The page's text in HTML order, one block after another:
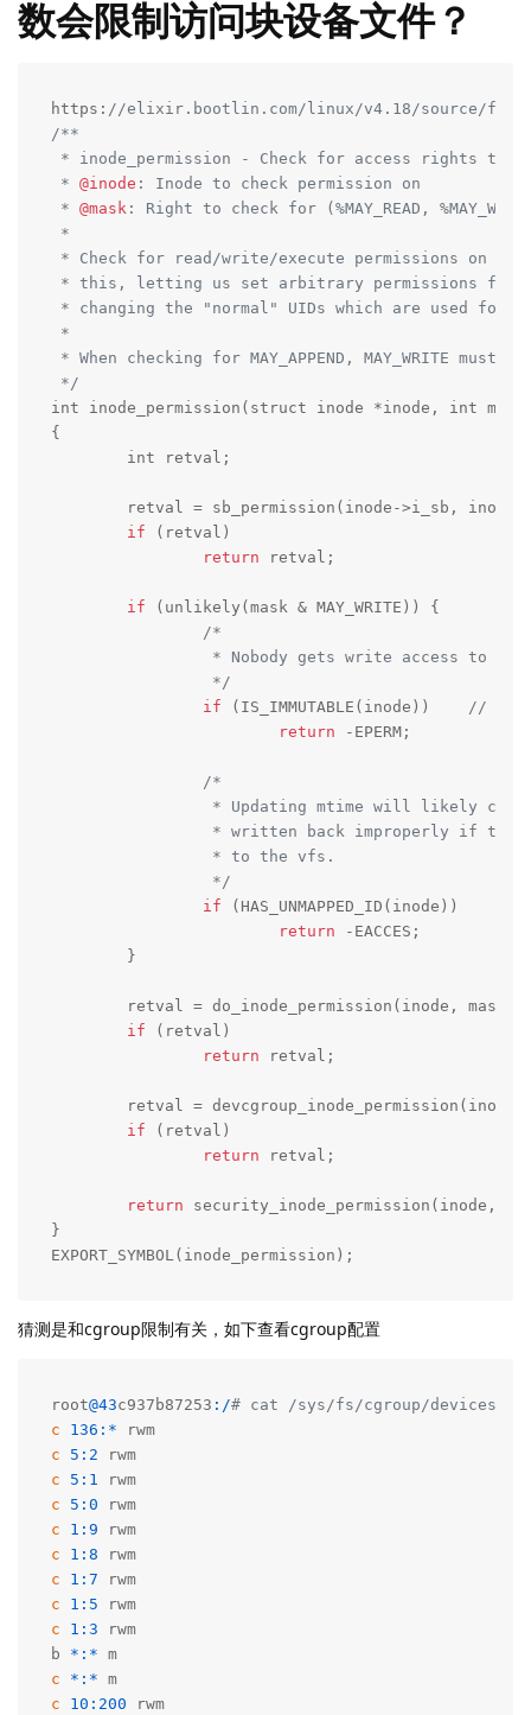
数会限制访问块设备文件？
https: //elixir.bootlin.com/linux/v4.18/source/fs/
/**
* inode_permission - Check for access rights to a
* @inode : Inode to check permission on
* @mask : Right to check for (%MAY_READ,
*
* Check for read/write/execute permissions on
* this, letting us set arbitrary permissions for
* changing the "normal" UIDs which are used for
*
* When checking for MAY_APPEND, MAY_WRITE
*/
int inode_permission(struct inode *inode, int
{
if (retval)
return retval;
if (unlikely(mask & MAY_WRITE)) {
/*
		 */
if (IS_IMMUTABLE(inode))
//
return -EPERM;
/*
		 */
if (HAS_UNMAPPED_ID(inode))
return -EACCES;
if (retval)
return retval;
retval =
if (retval)
return retval;
return security_inode_permission(inode,
}
EXPORT_SYMBOL(inode_permission);
猜测是和cgroup限制有关，如下查看cgroup配置
root@43c937b87253 : /# cat /sys/fs/cgroup/devices/
c
136 : *
rwm
c
5 : 2
rwm
c
5 : 1
rwm
c
5 : 0
rwm
c
1 : 9
rwm
c
1 : 8
rwm
c
1 : 7
rwm
c
1 : 5
rwm
c
1 : 3 rwm
b * : *
m
c
* : *
m
c
10 : 200 rwm